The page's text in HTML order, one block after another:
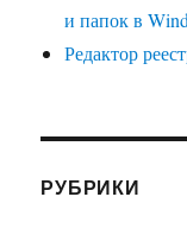
и папок в
Редактор
РУБРИКИ